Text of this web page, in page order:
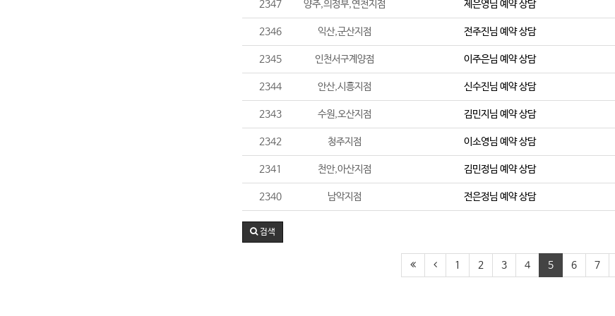
2347 양주,의정부,연천지점 제은영님 예약 상담
2346 익산,군산지점 전주진님 예약 상담
2345 인천서구계양점 이주은님 예약 상담
2344 안산,시흥지점 신수진님 예약 상담
2343 수원,오산지점 김민지 님 예약 상담
2342 청주지점 이소영님 예약 상담
2341 천안,아산지점 김민정님 예약 상담
2340 남악지점 전은정님 예약 상담
검색
1 2 3 4 5 6 7